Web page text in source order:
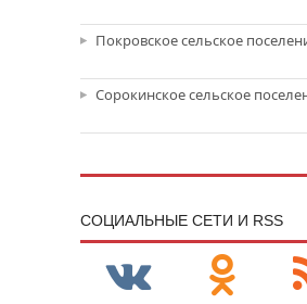
Покровское сельское
Сорокинское сельское
CОЦИАЛЬНЫЕ СЕТИ И RSS